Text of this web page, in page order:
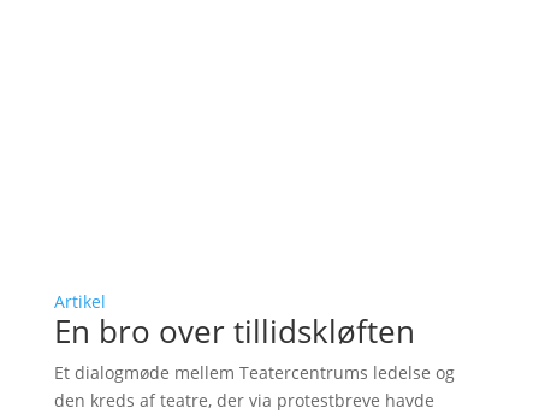
Artikel
En bro over tillidskløften
Et dialogmøde mellem Teatercentrums ledelse og
den kreds af teatre, der via protestbreve havde